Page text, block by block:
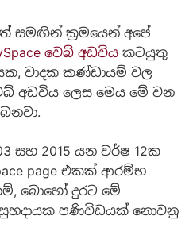
සමඟින් ක්‍රමයෙන් අපේ
වෙබ් අඩවියකටයුතු
වාදක කණ්ඩායම් වල
අඩවිය ලෙස මෙය මේ වන
2015 යන වර්ෂ 12ක
page එකක් ආරම්භ
බොහෝ දුරට මේ
සුභදායක පණිවිඩයක් නොවනු